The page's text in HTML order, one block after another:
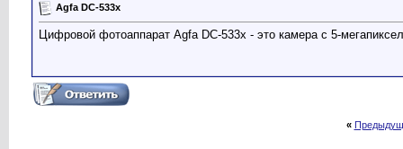
Agfa DC-533x
Цифровой фотоаппарат Agfa DC-533x - это камера с 5-
«